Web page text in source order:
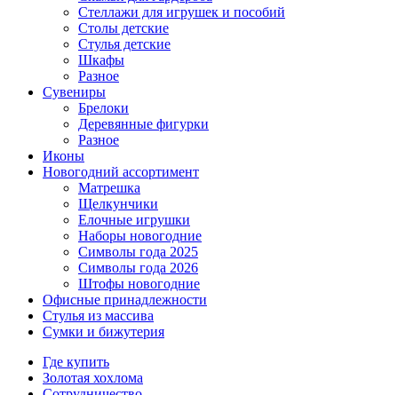
Стеллажи для игрушек и пособий
Столы детские
Стулья детские
Шкафы
Разное
Сувениры
Брелоки
Деревянные фигурки
Разное
Иконы
Новогодний ассортимент
Матрешка
Щелкунчики
Елочные игрушки
Наборы новогодние
Символы года 2025
Символы года 2026
Штофы новогодние
Офисные принадлежности
Стулья из массива
Сумки и бижутерия
Где купить
Золотая хохлома